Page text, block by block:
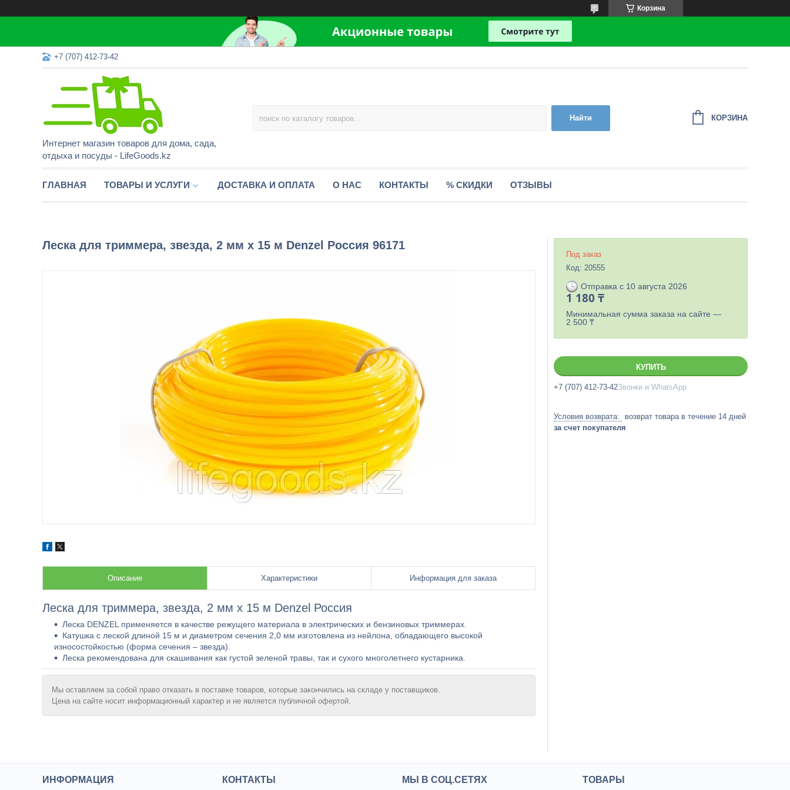
Корзина
+7 (707) 412-73-42
Интернет магазин товаров для дома, сада,
отдыха и посуды - LifeGoods.kz
Найти КОРЗИНА
ГЛАВНАЯ ТОВАРЫ И УСЛУГИ ДОСТАВКА И ОПЛАТА О НАС КОНТАКТЫ % СКИДКИ ОТЗЫВЫ
Леска для триммера, звезда, 2 мм х 15 м Denzel Россия 96171
Описание Характеристики Информация для заказа
Леска для триммера, звезда, 2 мм х 15 м Denzel Россия
Леска DENZEL применяется в качестве режущего материала в электрических и бензиновых триммерах.
Катушка с леской длиной 15 м и диаметром сечения 2,0 мм изготовлена из нейлона, обладающего высокой
износостойкостью (форма сечения – звезда).
Леска рекомендована для скашивания как густой зеленой травы, так и сухого многолетнего кустарника.
Мы оставляем за собой право отказать в поставке товаров, которые закончились на складе у поставщиков.
Цена на сайте носит информационный характер и не является публичной офертой.
Под заказ
Код: 20555
Отправка с 10 августа 2026
1 180 ₸
Минимальная сумма заказа на сайте —
2 500 ₸
КУПИТЬ
+7 (707) 412-73-42Звонки и WhatsApp
возврат товара в течение 14 дней
за счет покупателя
ИНФОРМАЦИЯ КОНТАКТЫ МЫ В СОЦ.СЕТЯХ ТОВАРЫ